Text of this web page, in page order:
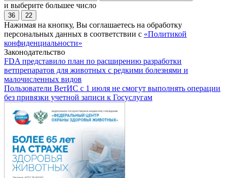
и выберите большее число
36 22
Нажимая на кнопку, Вы соглашаетесь на обработку
персональных данных в соответствии с «Политикой
конфиденциальности»
Законодательство
FDA представило план по расширению разработки
ветпрепаратов для животных с редкими болезнями и
малочисленных видов
Пользователи ВетИС с 1 июля не смогут выполнять операции
без привязки учетной записи к Госуслугам